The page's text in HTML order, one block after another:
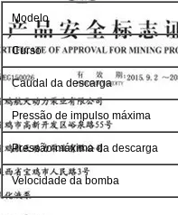
Modelo
Curso
Caudal da descarga
Pressão de impulso máxima
Pressão máxima da descarga
Velocidade da bomba